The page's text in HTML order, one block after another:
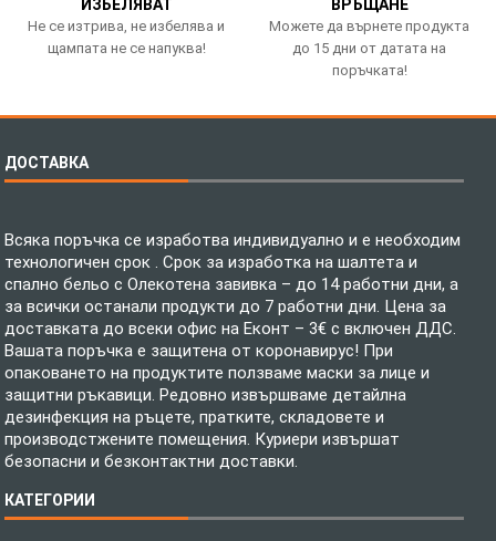
ИЗБЕЛЯВАТ
Не се изтрива, не избелява и
щампата не се напуква!
ВРЪЩАНЕ
Можете да върнете продукта
до 15 дни от датата на
поръчката!
ДОСТАВКА
Всяка поръчка се изработва индивидуално и е необходим
технологичен срок . Срок за изработка на шалтета и
спално бельо с Олекотена завивка – до 14 работни дни, а
за всички останали продукти до 7 работни дни. Цена за
доставката до всеки офис на Еконт – 3€ с включен ДДС.
Вашата поръчка е защитена от коронавирус! При
опаковането на продуктите ползваме маски за лице и
защитни ръкавици. Редовно извършваме детайлна
дезинфекция на ръцете, пратките, складовете и
производстжените помещения. Куриери извършат
безопасни и безконтактни доставки.
КАТЕГОРИИ